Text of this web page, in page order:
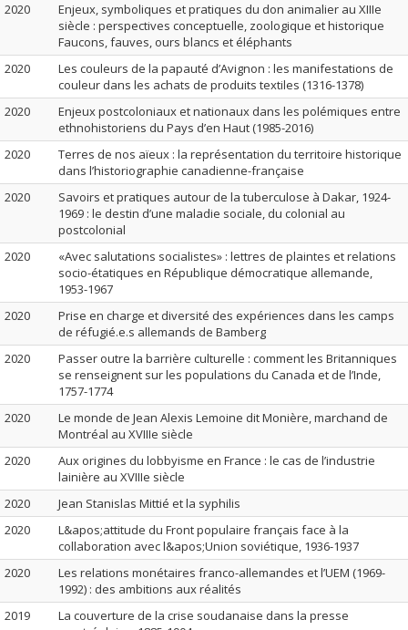
2020
Enjeux, symboliques et pratiques du don animalier au XIIIe
siècle : perspectives conceptuelle, zoologique et historique
Faucons, fauves, ours blancs et éléphants
2020
Les couleurs de la papauté d’Avignon : les manifestations de
couleur dans les achats de produits textiles (1316-1378)
2020
Enjeux postcoloniaux et nationaux dans les polémiques entre
ethnohistoriens du Pays d’en Haut (1985-2016)
2020
Terres de nos aïeux : la représentation du territoire historique
dans l’historiographie canadienne-française
2020
Savoirs et pratiques autour de la tuberculose à Dakar, 1924-
1969 : le destin d’une maladie sociale, du colonial au
postcolonial
2020
«Avec salutations socialistes» : lettres de plaintes et relations
socio-étatiques en République démocratique allemande,
1953-1967
2020
Prise en charge et diversité des expériences dans les camps
de réfugié.e.s allemands de Bamberg
2020
Passer outre la barrière culturelle : comment les Britanniques
se renseignent sur les populations du Canada et de l’Inde,
1757-1774
2020
Le monde de Jean Alexis Lemoine dit Monière, marchand de
Montréal au XVIIIe siècle
2020
Aux origines du lobbyisme en France : le cas de l’industrie
lainière au XVIIIe siècle
2020
Jean Stanislas Mittié et la syphilis
2020
L&apos;attitude du Front populaire français face à la
collaboration avec l&apos;Union soviétique, 1936-1937
2020
Les relations monétaires franco-allemandes et l’UEM (1969-
1992) : des ambitions aux réalités
2019
La couverture de la crise soudanaise dans la presse